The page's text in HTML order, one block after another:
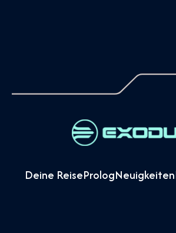
Deine ReisePrologNeuigkeiten